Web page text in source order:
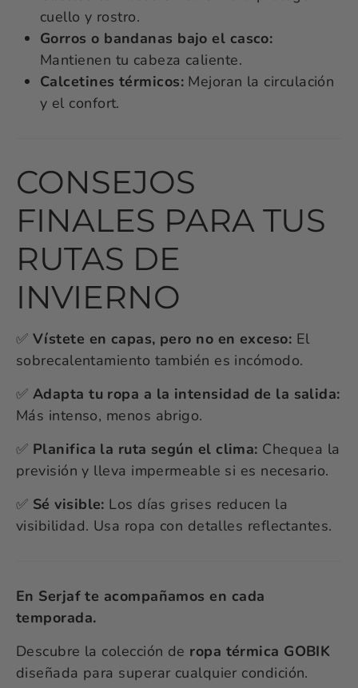
cuello y rostro.
Gorros o bandanas bajo el casco:
Mantienen tu cabeza caliente.
Calcetines térmicos: Mejoran la circulación
y el confort.
CONSEJOS
FINALES PARA TUS
RUTAS DE
INVIERNO
✅ Vístete en capas, pero no en exceso: El
sobrecalentamiento también es incómodo.
✅ Adapta tu ropa a la intensidad de la salida:
Más intenso, menos abrigo.
✅ Planifica la ruta según el clima: Chequea la
previsión y lleva impermeable si es necesario.
✅ Sé visible: Los días grises reducen la
visibilidad. Usa ropa con detalles reflectantes.
En Serjaf te acompañamos en cada
temporada.
Descubre la colección de ropa térmica GOBIK
diseñada para superar cualquier condición.